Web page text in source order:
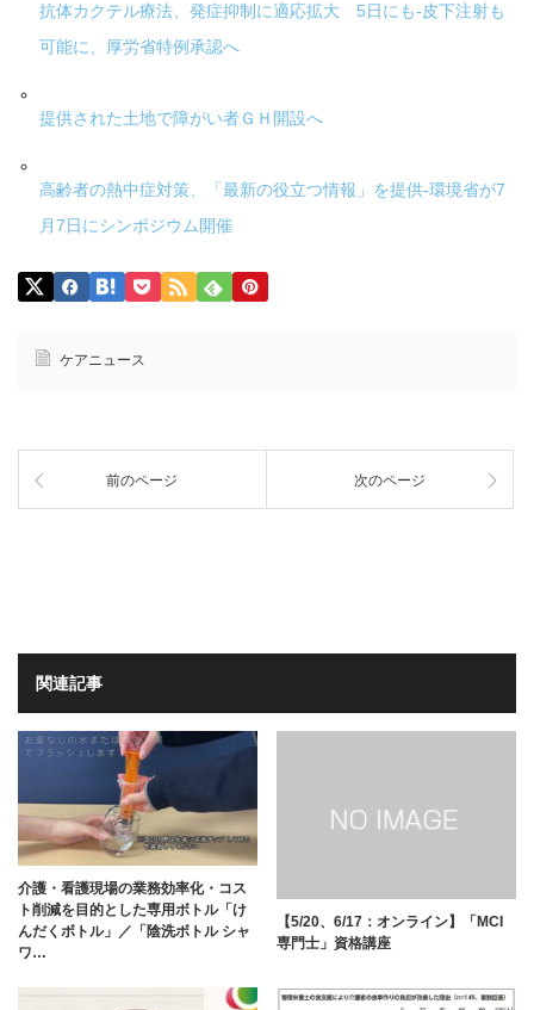
抗体カクテル療法、発症抑制に適応拡大 5日にも-皮下注射も
可能に、厚労省特例承認へ
提供された土地で障がい者ＧＨ開設へ
高齢者の熱中症対策、「最新の役立つ情報」を提供-環境省が7
月7日にシンポジウム開催
ケアニュース
前のページ 次のページ
関連記事
介護・看護現場の業務効率化・コス
ト削減を目的とした専用ボトル「け
んだくボトル」／「陰洗ボトル シャ
ワ…
【5/20、6/17：オンライン】「MCI
専門士」資格講座